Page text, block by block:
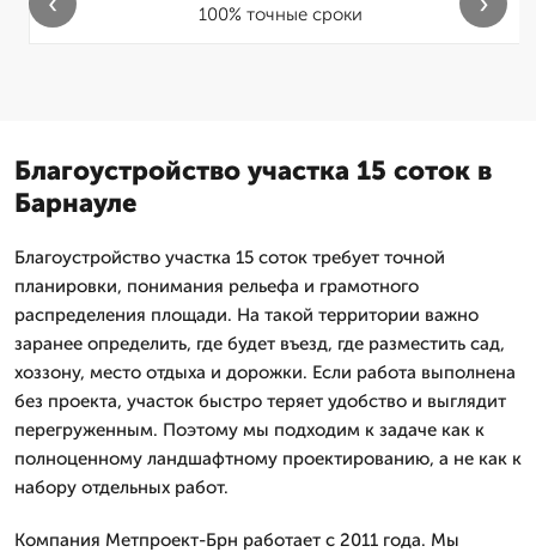
100% точные сроки
Благоустройство участка 15 соток в
Барнауле
Благоустройство участка 15 соток требует точной
планировки, понимания рельефа и грамотного
распределения площади. На такой территории важно
заранее определить, где будет въезд, где разместить сад,
хоззону, место отдыха и дорожки. Если работа выполнена
без проекта, участок быстро теряет удобство и выглядит
перегруженным. Поэтому мы подходим к задаче как к
полноценному ландшафтному проектированию, а не как к
набору отдельных работ.
Компания Метпроект-Брн работает с 2011 года. Мы